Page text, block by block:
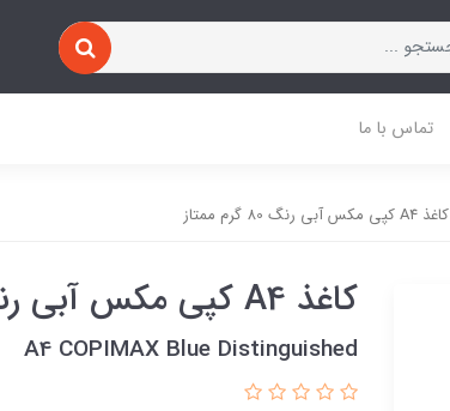
تماس با ما
کاغذ A4 کپی مکس آبی رنگ 80 گرم ممتاز
کاغذ A4 کپی مکس آبی رنگ 80 گرم ممتاز
A4 COPIMAX Blue Distinguished